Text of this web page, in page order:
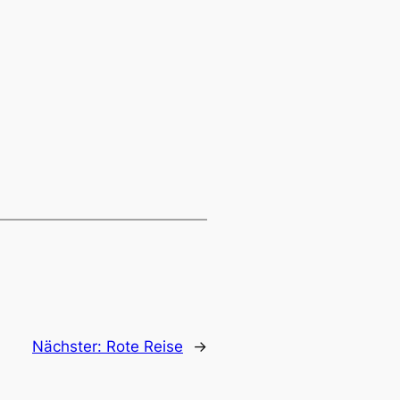
Nächster: Rote Reise →